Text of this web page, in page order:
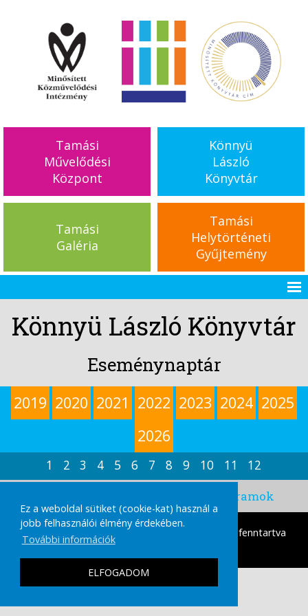
Ez a weboldal sütiket (cookie-kat) használ a
jobb felhasználói élmény érdekében.
További információk
ELFOGADOM
Tamási
Művelődési
Központ
Könnyü
László
Könyvtár
Tamási
Galéria
Tamási
Helytörténeti
Gyűjtemény
Könnyü László Könyvtár
Eseménynaptár
2019 2020 2021 2022 2023 2024 2025
2026
1 2 3 4 5 6 7 8 9 10 11
12
2020. november-i események, programok
tamasikultura.hu Copyright © 2026 Minden Jog fenntartva